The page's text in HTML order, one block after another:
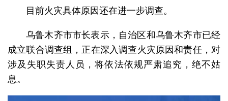
目前火灾具体原因还在进一步调查。
乌鲁木齐市市长表示，自治区和乌鲁木齐市已经
成立联合调查组，正在深入调查火灾原因和责任，对
涉及失职失责人员，将依法依规严肃追究，绝不姑
息。